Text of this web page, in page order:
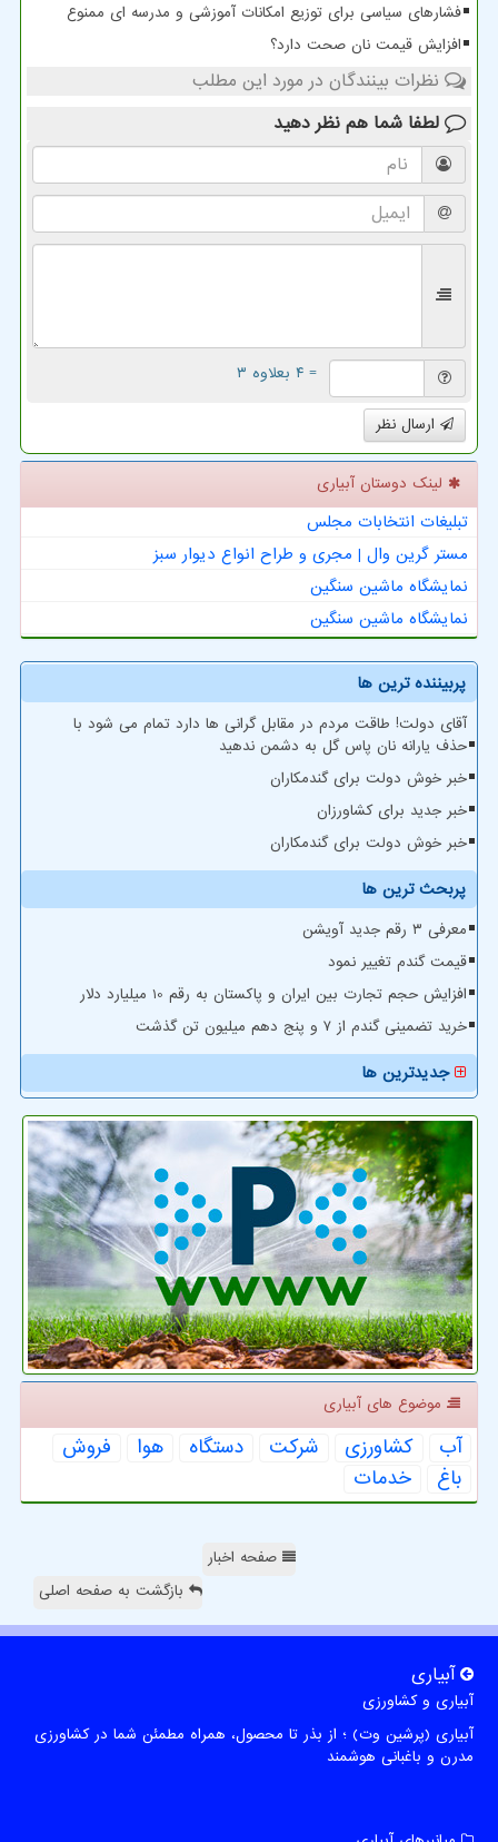
فشارهای سیاسی برای توزیع امکانات آموزشی و مدرسه ای ممنوع
افزایش قیمت نان صحت دارد؟
نظرات بینندگان در مورد این مطلب
لطفا شما هم نظر دهید
= ۴ بعلاوه ۳
ارسال نظر
لینک دوستان آبیاری
تبلیغات انتخابات مجلس
مستر گرین وال | مجری و طراح انواع دیوار سبز
نمایشگاه ماشین سنگین
نمایشگاه ماشین سنگین
پربیننده ترین ها
آقای دولت! طاقت مردم در مقابل گرانی ها دارد تمام می شود با
حذف یارانه نان پاس گل به دشمن ندهید
خبر خوش دولت برای گندمکاران
خبر جدید برای کشاورزان
خبر خوش دولت برای گندمکاران
پربحث ترین ها
معرفی ۳ رقم جدید آویشن
قیمت گندم تغییر نمود
افزایش حجم تجارت بین ایران و پاکستان به رقم 10 میلیارد دلار
خرید تضمینی گندم از ۷ و پنج دهم میلیون تن گذشت
جدیدترین ها
موضوع های آبیاری
آب كشاورزی شركت دستگاه هوا
فروش
باغ
خدمات
صفحه اخبار
بازگشت به صفحه اصلی
آبیاری
آبیاری و کشاورزی
آبیاری (پرشین وت) ؛ از بذر تا محصول، همراه مطمئن شما در کشاورزی
مدرن و باغبانی هوشمند